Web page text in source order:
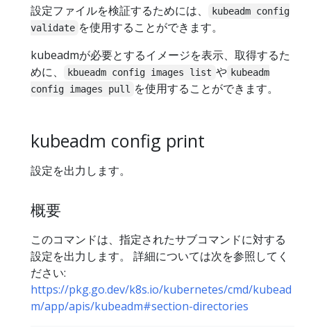
設定ファイルを検証するためには、
kubeadm config
validate を使用することができます。
kubeadmが必要とするイメージを表示、取得するた
めに、
kbueadm config images list や kubeadm
config images pull
を使用することができます。
kubeadm config print
設定を出力します。
概要
このコマンドは、指定されたサブコマンドに対する
設定を出力します。 詳細については次を参照してく
ださい:
https://pkg.go.dev/k8s.io/kubernetes/cmd/kubead
m/app/apis/kubeadm#section-directories